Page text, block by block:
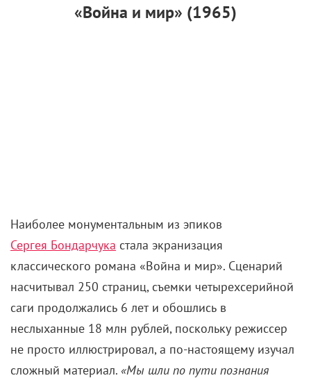
«Война и мир» (1965)
Наиболее монументальным из эпиков
Сергея Бондарчука стала экранизация
классического романа «Война и мир». Сценарий
насчитывал 250 страниц, съемки четырехсерийной
саги продолжались 6 лет и обошлись в
неслыханные 18 млн рублей, поскольку режиссер
не просто иллюстрировал, а по-настоящему изучал
сложный материал. «Мы шли по пути познания